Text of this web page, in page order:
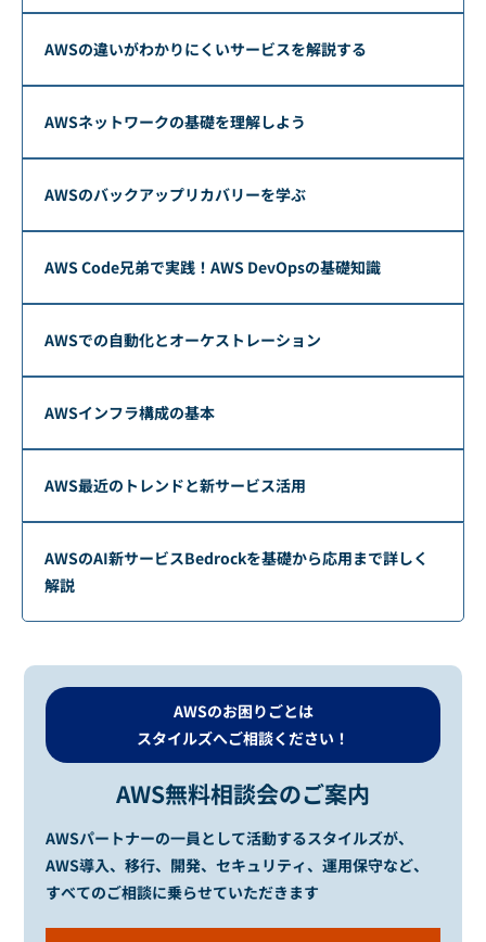
AWSの違いがわかりにくいサービスを解説する
AWSネットワークの基礎を理解しよう
AWSのバックアップリカバリーを学ぶ
AWS Code兄弟で実践！AWS DevOpsの基礎知識
AWSでの自動化とオーケストレーション
AWSインフラ構成の基本
AWS最近のトレンドと新サービス活用
AWSのAI新サービスBedrockを基礎から応用まで詳しく
解説
AWSのお困りごとは
スタイルズへご相談ください！
AWS無料相談会のご案内
AWSパートナーの一員として活動するスタイルズが、
AWS導入、移行、開発、セキュリティ、運用保守など、
すべてのご相談に乗らせていただきます